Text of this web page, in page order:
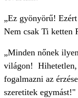
„Ez gyönyörű!
Nem csak Ti ketten
„Minden nőnek
világon! Hihetetlen,
fogalmazni az
szeretitek egymást!"